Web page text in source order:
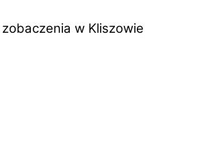
zobaczenia w Kliszowie